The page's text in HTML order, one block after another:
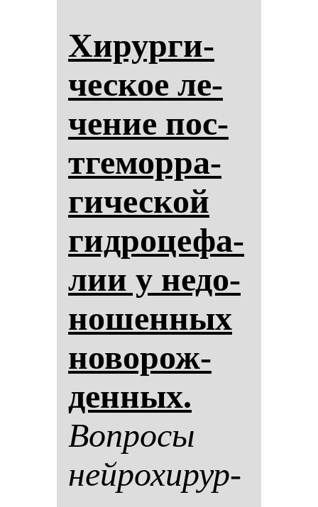
Хи­рур­ги­
чес­кое ле­
че­ние пос­
тге­мор­ра­
ги­чес­кой
гид­ро­це­фа­
лии у не­до­
но­шен­ных
но­во­рож­
ден­ных.
Воп­ро­сы
ней­ро­хи­рур­